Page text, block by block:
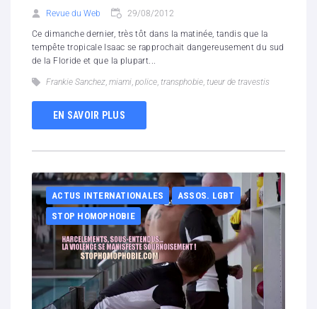
Revue du Web 29/08/2012
Ce dimanche dernier, très tôt dans la matinée, tandis que la
tempête tropicale Isaac se rapprochait dangereusement du sud
de la Floride et que la plupart...
Frankie Sanchez, miami, police, transphobie, tueur de travestis
EN SAVOIR PLUS
ACTUS INTERNATIONALES
ASSOS. LGBT
STOP HOMOPHOBIE